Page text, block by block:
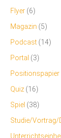
Flyer (6)
Magazin (5)
Podcast (14)
Portal (3)
Positionspapier
Quiz (16)
Spiel (38)
Studie/Vortrag/